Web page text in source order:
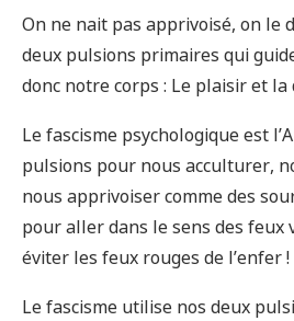
On ne nait pas apprivoisé, on le
deux pulsions primaires qui
donc notre corps : Le plaisir et la
Le fascisme psychologique est
pulsions pour nous acculturer,
nous apprivoiser comme des
pour aller dans le sens des feux
éviter les feux rouges de l’enfer !
Le fascisme utilise nos deux